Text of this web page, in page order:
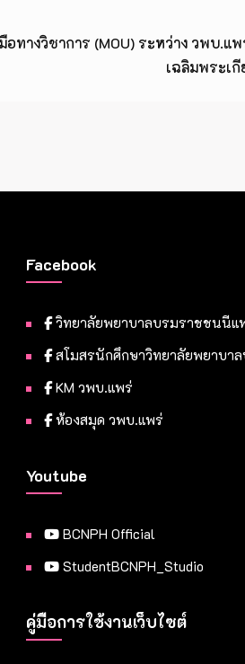
ทางวิชาการ (MOU) ระหว่าง วพบ.แ
เฉลิมพระเ
Facebook
วิทยาลัยพยาบาลบรมราชชนนีแ
สโมสรนักศึกษาวิทยาลัยพยาบา
KM วพบ.แพร่
ห้องสมุด วพบ.แพร่
Youtube
BCNPH Official
StudentBCNPH_Studio
คู่มือการใช้งานเว็บไซต์